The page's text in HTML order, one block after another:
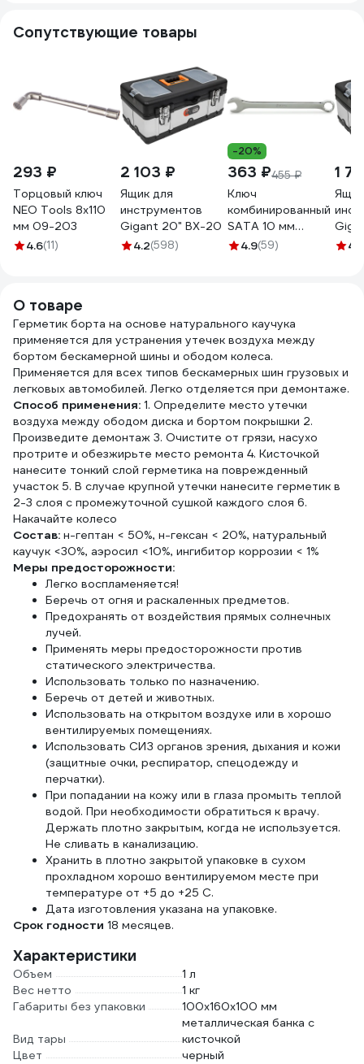
Сопутствующие товары
293 ₽
Торцовый ключ
NEO Tools 8x110
мм 09-203
4.6(11)
2 103 ₽
Ящик для
инструментов
Gigant 20" BX-20
4.2(598)
-20%
363 ₽455 ₽
Ключ
комбинированный
SATA 10 мм
40205
4.9(59)
1
4.2
О товаре
Герметик борта на основе натурального каучука
применяется для устранения утечек воздуха между
бортом бескамерной шины и ободом колеса.
Применяется для всех типов бескамерных шин грузовых и
легковых автомобилей. Легко отделяется при демонтаже.
Способ применения: 1. Определите место утечки
воздуха между ободом диска и бортом покрышки 2.
Произведите демонтаж 3. Очистите от грязи, насухо
протрите и обезжирьте место ремонта 4. Кисточкой
нанесите тонкий слой герметика на поврежденный
участок 5. В случае крупной утечки нанесите герметик в
2-3 слоя с промежуточной сушкой каждого слоя 6.
Накачайте колесо
Состав: н-гептан < 50%, н-гексан < 20%, натуральный
каучук <30%, аэросил <10%, ингибитор коррозии < 1%
Меры предосторожности:
Легко воспламеняется!
Беречь от огня и раскаленных предметов.
Предохранять от воздействия прямых солнечных
лучей.
Применять меры предосторожности против
статического электричества.
Использовать только по назначению.
Беречь от детей и животных.
Использовать на открытом воздухе или в хорошо
вентилируемых помещениях.
Использовать СИЗ органов зрения, дыхания и кожи
(защитные очки, респиратор, спецодежду и
перчатки).
При попадании на кожу или в глаза промыть теплой
водой. При необходимости обратиться к врачу.
Держать плотно закрытым, когда не используется.
Не сливать в канализацию.
Хранить в плотно закрытой упаковке в сухом
прохладном хорошо вентилируемом месте при
температуре от +5 до +25 С.
Дата изготовления указана на упаковке.
Срок годности 18 месяцев.
Характеристики
Объем
1 л
Вес нетто
1 кг
Габариты без упаковки
100х160х100 мм
Вид тары
металлическая банка с
кисточкой
Цвет
черный